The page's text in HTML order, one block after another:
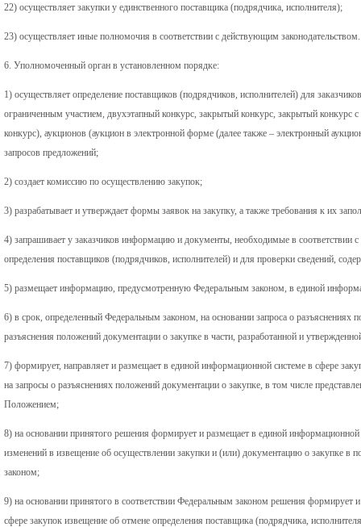
22) осуществляет закупки у единственного поставщика (подрядчика, исполнителя);
23) осуществляет иные полномочия в соответствии с действующим законодательством.
6. Уполномоченный орган в установленном порядке:
1) осуществляет определение поставщиков (подрядчиков, исполнителей) для
ограниченным участием, двухэтапный конкурс, закрытый конкурс, закрытый конкурс
конкурс), аукционов (аукцион в электронной форме (далее также – электронный
запросов предложений;
2) создает комиссию по осуществлению закупок;
3) разрабатывает и утверждает формы заявок на закупку, а также требования к их
4) запрашивает у заказчиков информацию и документы, необходимые в соответствии
определения поставщиков (подрядчиков, исполнителей) и для проверки сведений,
5) размещает информацию, предусмотренную Федеральным законом, в единой
6) в срок, определенный Федеральным законом, на основании запроса о разъяснениях
разъяснения положений документации о закупке в части, разработанной и
7) формирует, направляет и размещает в единой информационной системе в сфере
на запросы о разъяснениях положений документации о закупке, в том числе
Положением;
8) на основании принятого решения формирует и размещает в единой
изменений в извещение об осуществлении закупки и (или) документацию о закупке в
законом;
9) на основании принятого в соответствии Федеральным законом решения формирует
сфере закупок извещение об отмене определения поставщика (подрядчика,